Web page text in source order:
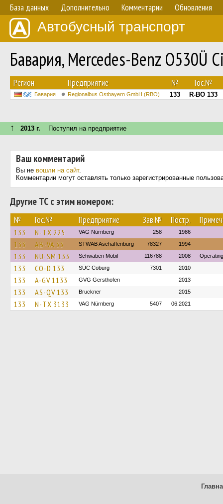
База данных Дополнительно Комментарии Обновления
Автобусный транспорт
Бавария, Mercedes-Benz
Регион Предприятие № Гос.№
Бавария Regionalbus Ostbayern GmbH (RBO) 133 R-BO 133
↑ 2013 г. Поступил на предприятие
Ваш комментарий
Вы не вошли на сайт.
Комментарии могут оставлять только зарегистрированные
Другие ТС с этим номером:
№ Гос.№ Предприятие Зав.№ Постр.
133 N-TX 225 VAG Nürnberg 258 1986
133 AB-VA 33 STWAB Aschaffenburg 78327 1994
133 NU-SM 133 Schwaben Mobil 116788 2008
133 CO-D 133 SÜC Coburg 7301 2010
133 A-GV 1133 GVG Gersthofen 2013
133 AS-QV 133 Bruckner 2015
133 N-TX 3133 VAG Nürnberg 5407 06.2021